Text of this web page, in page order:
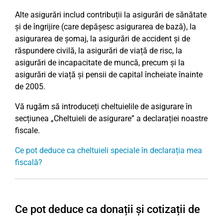
Alte asigurări includ contribuții la asigurări de sănătate
și de îngrijire (care depășesc asigurarea de bază), la
asigurarea de șomaj, la asigurări de accident și de
răspundere civilă, la asigurări de viață de risc, la
asigurări de incapacitate de muncă, precum și la
asigurări de viață și pensii de capital încheiate înainte
de 2005.
Vă rugăm să introduceți cheltuielile de asigurare în
secțiunea „Cheltuieli de asigurare” a declarației noastre
fiscale.
Ce pot deduce ca cheltuieli speciale în declarația mea
fiscală?
Ce pot deduce ca donații și cotizații de